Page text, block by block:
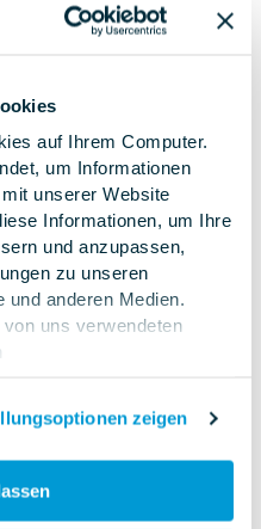
auf Ihrem Computer.
um Informationen
unserer Website
Informationen, um Ihre
und anzupassen,
zu unseren
und anderen Medien.
uns verwendeten
wird in Ihrem Browser
dass Sie nicht
zeigen
Kultur, in der
uns gibt es
flexible
Augenhöhe –
zur